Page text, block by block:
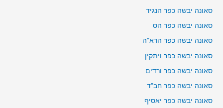
סאונה יבשה כפר הנגיד
סאונה יבשה כפר הס
סאונה יבשה כפר הרא"ה
סאונה יבשה כפר ויתקין
סאונה יבשה כפר ורדים
סאונה יבשה כפר חב"ד
סאונה יבשה כפר יאסיף